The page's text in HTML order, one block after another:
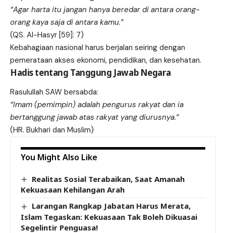
“Agar harta itu jangan hanya beredar di antara orang-
orang kaya saja di antara kamu.”
(QS. Al-Hasyr [59]: 7)
Kebahagiaan nasional harus berjalan seiring dengan
pemerataan akses ekonomi, pendidikan, dan kesehatan.
Hadis tentang Tanggung Jawab Negara
Rasulullah SAW bersabda:
“Imam (pemimpin) adalah pengurus rakyat dan ia
bertanggung jawab atas rakyat yang diurusnya.”
(HR. Bukhari dan Muslim)
You Might Also Like
Realitas Sosial Terabaikan, Saat Amanah
Kekuasaan Kehilangan Arah
Larangan Rangkap Jabatan Harus Merata,
Islam Tegaskan: Kekuasaan Tak Boleh Dikuasai
Segelintir Penguasa!